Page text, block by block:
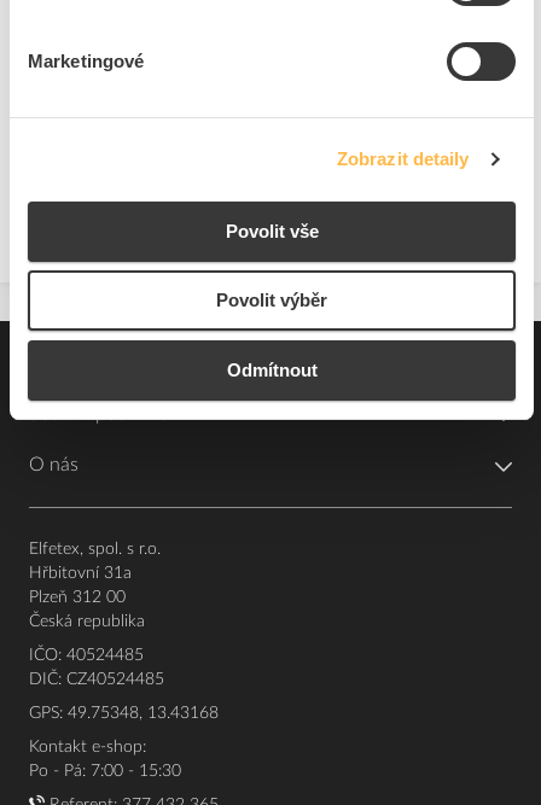
Marketingové
Zobrazit detaily
Povolit vše
Povolit výběr
Odmítnout
Přidat k porovnání
2 ks
Zobrazit
Souhrn podmínek
O nás
Elfetex, spol. s r.o.
Hřbitovní 31a
Plzeň 312 00
Česká republika
IČO: 40524485
DIČ: CZ40524485
GPS: 49.75348, 13.43168
Kontakt e-shop:
Po - Pá: 7:00 - 15:30